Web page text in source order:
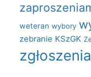
weteran wybory
zebranie KSzGK
zgłoszenia